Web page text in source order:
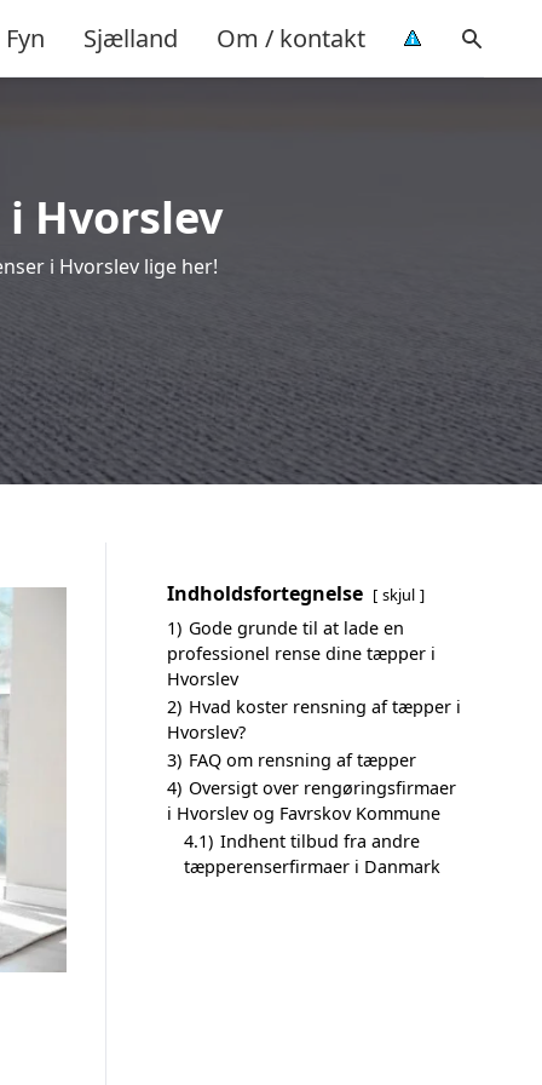
Fyn Sjælland Om / kontakt
Hvorslev
i Hvorslev lige her!
Indholdsfortegnelse skjul
1) Gode grunde til at lade en
professionel rense dine tæpper i
Hvorslev
2) Hvad koster rensning af tæpper i
Hvorslev?
3) FAQ om rensning af tæpper
4) Oversigt over rengøringsfirmaer
i Hvorslev og Favrskov Kommune
4.1) Indhent tilbud fra andre
tæpperenserfirmaer i Danmark